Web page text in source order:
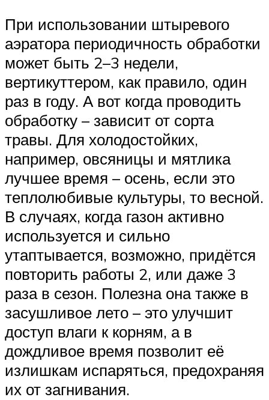
При использовании штыревого
аэратора периодичность обработки
может быть 2–3 недели,
вертикуттером, как правило, один
раз в году. А вот когда проводить
обработку – зависит от сорта
травы. Для холодостойких,
например, овсяницы и мятлика
лучшее время – осень, если это
теплолюбивые культуры, то весной.
В случаях, когда газон активно
используется и сильно
утаптывается, возможно, придётся
повторить работы 2, или даже 3
раза в сезон. Полезна она также в
засушливое лето – это улучшит
доступ влаги к корням, а в
дождливое время позволит её
излишкам испаряться, предохраняя
их от загнивания.